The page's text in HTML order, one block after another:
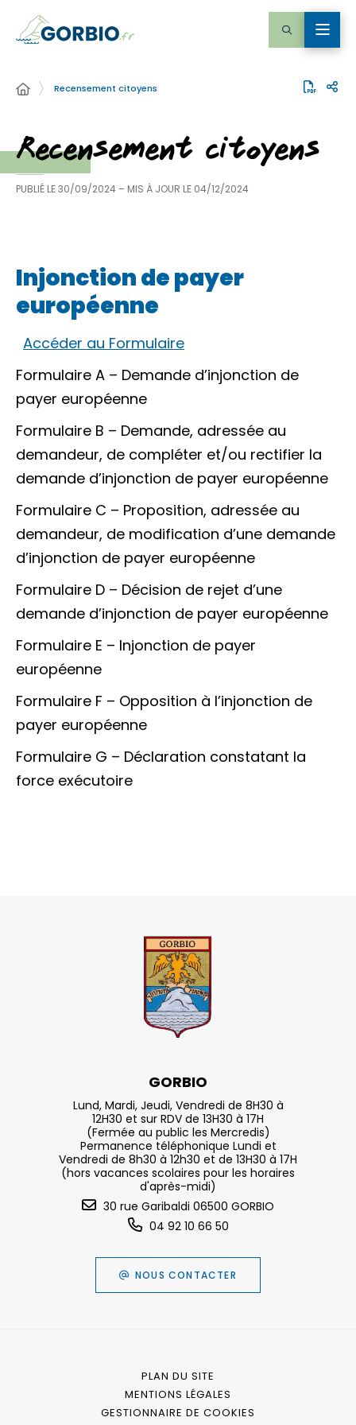
Recensement citoyens
Recensement citoyens
PUBLIÉ LE30/09/2024 – MIS À JOUR LE 04/12/2024
Injonction de payer
européenne
Accéder au Formulaire
Formulaire A – Demande d’injonction de
payer européenne
Formulaire B – Demande, adressée au
demandeur, de compléter et/ou rectifier la
demande d’injonction de payer européenne
Formulaire C – Proposition, adressée au
demandeur, de modification d’une demande
d’injonction de payer européenne
Formulaire D – Décision de rejet d’une
demande d’injonction de payer européenne
Formulaire E – Injonction de payer
européenne
Formulaire F – Opposition à l’injonction de
payer européenne
Formulaire G – Déclaration constatant la
force exécutoire
GORBIO
Lund, Mardi, Jeudi, Vendredi de 8H30 à
12H30 et sur RDV de 13H30 à 17H
(Fermée au public les Mercredis)
Permanence téléphonique Lundi et
Vendredi de 8h30 à 12h30 et de 13H30 à 17H
(hors vacances scolaires pour les horaires
d'après-midi)
30 rue Garibaldi 06500 GORBIO
04 92 10 66 50
NOUS CONTACTER
PLAN DU SITE
MENTIONS LÉGALES
GESTIONNAIRE DE COOKIES